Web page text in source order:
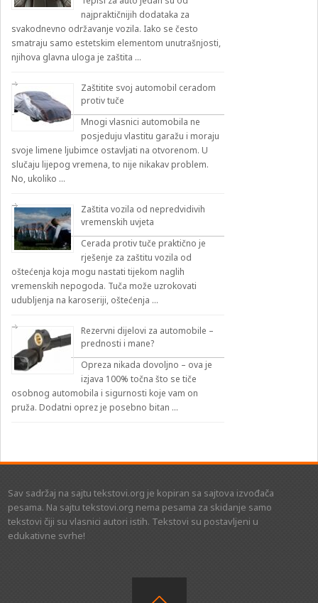
najpraktičnijih dodataka za
svakodnevno održavanje vozila. Iako se često
smatraju samo estetskim elementom unutrašnjosti,
njihova glavna uloga je zaštita …
Zaštitite svoj automobil ceradom
protiv tuče
Mnogi vlasnici automobila ne
posjeduju vlastitu garažu i moraju
svoje limene ljubimce ostavljati na otvorenom. U
slučaju lijepog vremena, to nije nikakav problem.
No, ukoliko …
Zaštita vozila od nepredvidivih
vremenskih uvjeta
Cerada protiv tuče praktično je
rješenje za zaštitu vozila od
oštećenja koja mogu nastati tijekom naglih
vremenskih nepogoda. Tuča može uzrokovati
udubljenja na karoseriji, oštećenja …
Rezervni dijelovi za automobile –
prednosti i mane?
Opreza nikada dovoljno – ova je
izjava 100% točna što se tiče
osobnog automobila i sigurnosti koje vam on
pruža. Dodatni oprez je posebno bitan …
Sav sadržaj na sajtu tekstovi.org je kopiran sa sajtova izvođača
pesama. Na sajtu tekstovi.org nema pesama za skidanje samo
tekstovi čiji su vlasnici autori istih. Tekstovi su postavljeni u
edukativne svrhe!